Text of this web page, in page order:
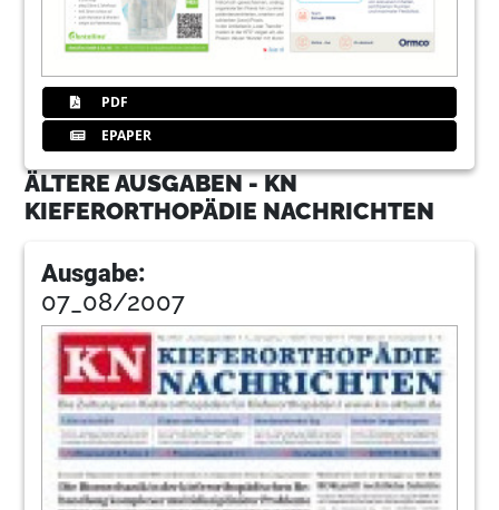
PDF
EPAPER
ÄLTERE AUSGABEN - KN
KIEFERORTHOPÄDIE NACHRICHTEN
Ausgabe:
07_08/2007